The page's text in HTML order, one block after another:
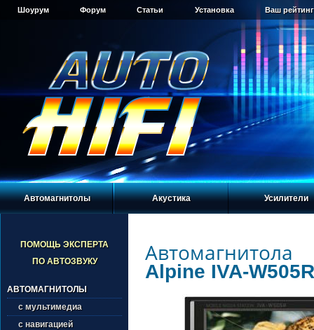
Шоурум Форум Статьи Установка Ваш
Автомагнитолы Акустика Усилители
ПОМОЩЬ ЭКСПЕРТА
ПО АВТОЗВУКУ
АВТОМАГНИТОЛЫ
с мультимедиа
с навигацией
Автомагнитола
Alpine IVA-W505R